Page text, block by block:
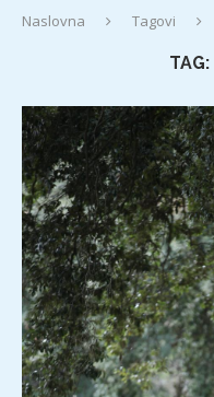
Naslovna Tagovi
TAG: